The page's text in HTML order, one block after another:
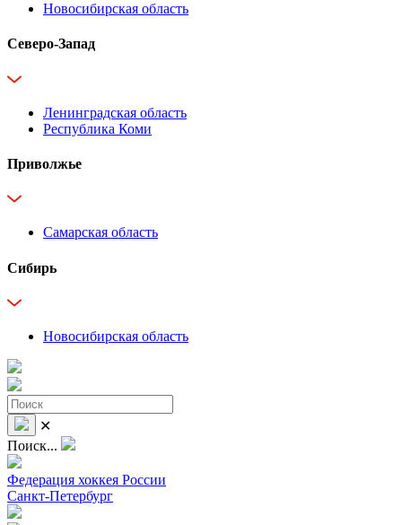
Новосибирская область
Северо-Запад
Ленинградская область
Республика Коми
Приволжье
Самарская область
Сибирь
Новосибирская область
✕
Поиск...
Федерация хоккея России
Санкт-Петербург